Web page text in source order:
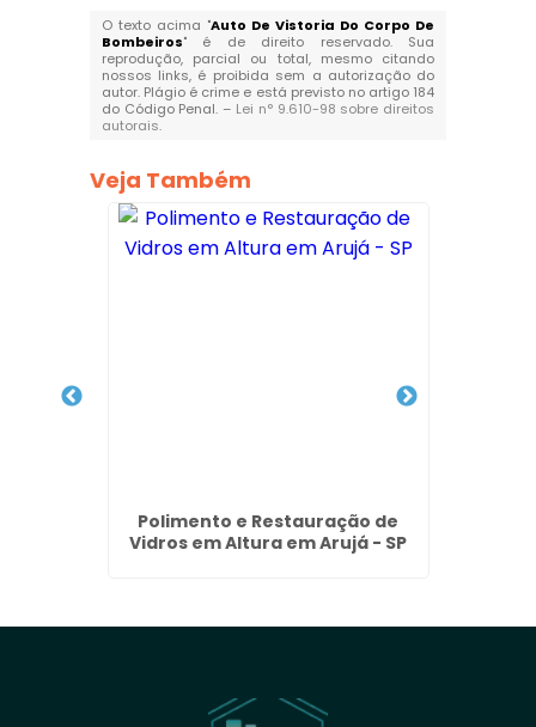
O texto acima "Auto De Vistoria Do Corpo De
Bombeiros" é de direito reservado. Sua
reprodução, parcial ou total, mesmo citando
nossos links, é proibida sem a autorização do
autor. Plágio é crime e está previsto no artigo 184
do Código Penal. – Lei n° 9.610-98 sobre direitos
autorais.
Veja Também
Polimento e Restauração de
Vidros em Altura em Arujá - SP